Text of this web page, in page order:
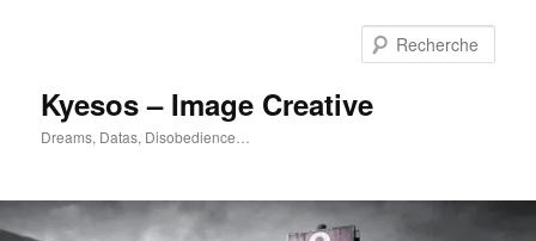
Kyesos – Image Creative
Dreams, Datas, Disobedience…